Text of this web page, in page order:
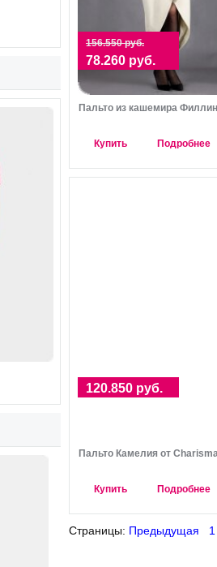
156.550 руб.
78.260 руб.
Пальто из кашемира
Купить Подробнее
120.850 руб.
Пальто Камелия от
Купить Подробнее
Страницы: Предыдущая 1